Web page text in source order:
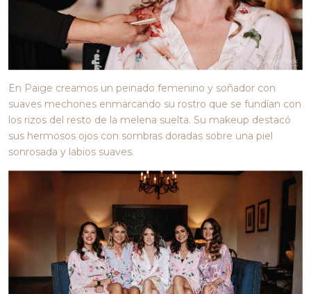
En Paige creamos un peinado femenino y soñador con
suaves mechones enmarcando su rostro que se fundían con
los rizos del resto de la melena suelta. Su makeup destacó
sus hermosos ojos con sombras doradas sobre una piel
sonrosada y labios suaves.